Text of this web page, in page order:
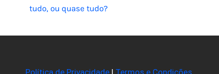
tudo, ou quase tudo?